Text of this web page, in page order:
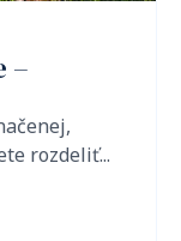
–
rozdeliť...